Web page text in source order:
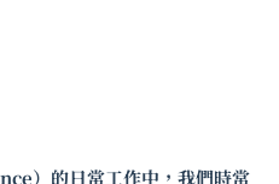
）的日常工作中，我們時常